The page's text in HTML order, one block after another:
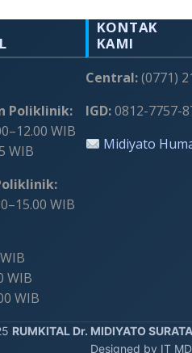
Poliklinik:
WIB
WIB
WIB
WIB
WIB
KONTAK
KAMI
Central:(0771)
IGD:0812-7757-
Midiyato
RUMKITAL Dr. MIDIYATO
Designed by IT